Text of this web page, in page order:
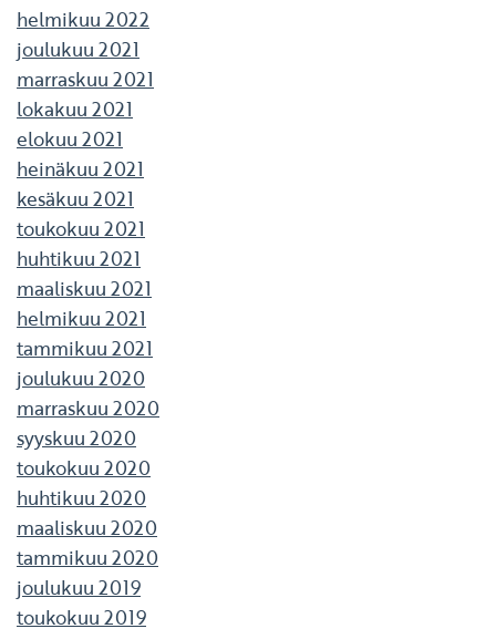
helmikuu 2022
joulukuu 2021
marraskuu 2021
lokakuu 2021
elokuu 2021
heinäkuu 2021
kesäkuu 2021
toukokuu 2021
huhtikuu 2021
maaliskuu 2021
helmikuu 2021
tammikuu 2021
joulukuu 2020
marraskuu 2020
syyskuu 2020
toukokuu 2020
huhtikuu 2020
maaliskuu 2020
tammikuu 2020
joulukuu 2019
toukokuu 2019